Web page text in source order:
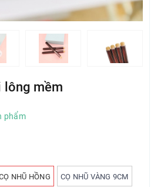
lông mềm
phẩm
NHŨ HỒNG CỌ NHŨ VÀNG 9CM